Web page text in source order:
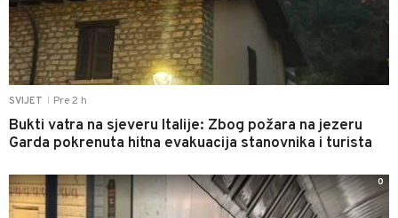
SVIJET Pre 2 h
Bukti vatra na sjeveru Italije: Zbog požara na jezeru
Garda pokrenuta hitna evakuacija stanovnika i turista
0